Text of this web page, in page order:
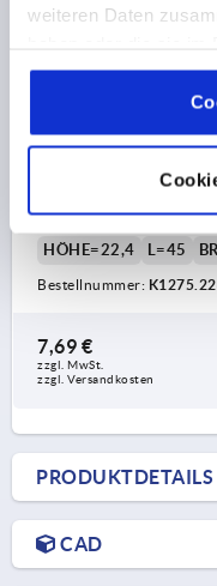
weiteren Daten
gesammelt haben.
A=42,4, ZINK
HÖHE=22,4 L=45
Bestellnummer:
7,69 €
zzgl. MwSt.
zzgl. Versandkosten
PRODUKTDETAILS
CAD